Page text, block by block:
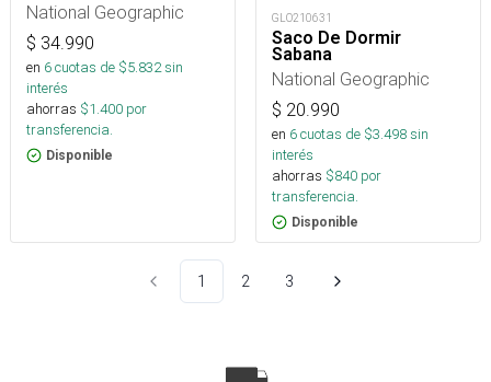
National Geographic
$ 34.990
en 6cuotas de $5.832sin
interés
ahorras $1.400 por
transferencia.
Disponible
GLO210631
Saco De Dormir
Sabana
National Geographic
$ 20.990
en 6cuotas de $3.498sin
interés
ahorras $840 por
transferencia.
Disponible
1 2 3